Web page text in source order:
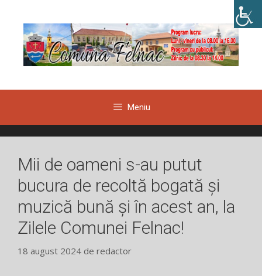
conținut
Meniu
Mii de oameni s-au putut
bucura de recoltă bogată și
muzică bună și în acest an, la
Zilele Comunei Felnac!
18 august 2024 de redactor